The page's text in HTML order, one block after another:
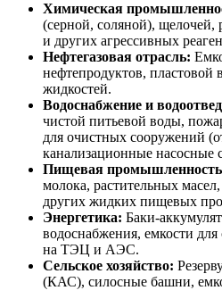
Химическая
(серной, соляной), щелочей,
и других агрессивных
Нефтегазовая отрасль:
нефтепродуктов, пластовой
жидкостей.
Водоснабжение и
чистой питьевой воды,
для очистных сооружений
канализационные
Пищевая
молока, растительных
других жидких пищевых
Энергетика: Баки-
водоснабжения, емкости
на ТЭЦ и АЭС.
Сельское хозяйство:
(КАС), силосные башни,